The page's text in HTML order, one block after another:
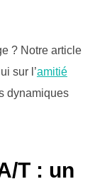
? Notre article
sur l’amitié
dynamiques
T : un